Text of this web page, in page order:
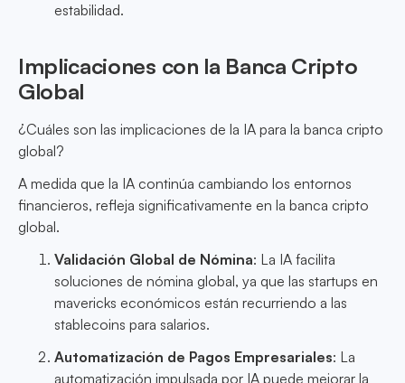
estabilidad.
Implicaciones con la Banca Cripto
Global
¿Cuáles son las implicaciones de la IA para la banca cripto
global?
A medida que la IA continúa cambiando los entornos
financieros, refleja significativamente en la banca cripto
global.
Validación Global de Nómina: La IA facilita
soluciones de nómina global, ya que las startups en
mavericks económicos están recurriendo a las
stablecoins para salarios.
Automatización de Pagos Empresariales: La
automatización impulsada por IA puede mejorar la